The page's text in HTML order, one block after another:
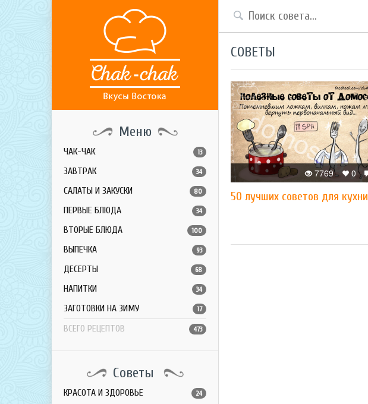
Меню
ЧАК-ЧАК 13
ЗАВТРАК 34
САЛАТЫ И ЗАКУСКИ 80
ПЕРВЫЕ БЛЮДА 34
ВТОРЫЕ БЛЮДА 100
ВЫПЕЧКА 93
ДЕСЕРТЫ 68
НАПИТКИ 34
ЗАГОТОВКИ НА ЗИМУ 17
ВСЕГО РЕЦЕПТОВ 473
Советы
КРАСОТА И ЗДОРОВЬЕ 24
СОВЕТЫ
0
7769
50 лучших советов для кухни